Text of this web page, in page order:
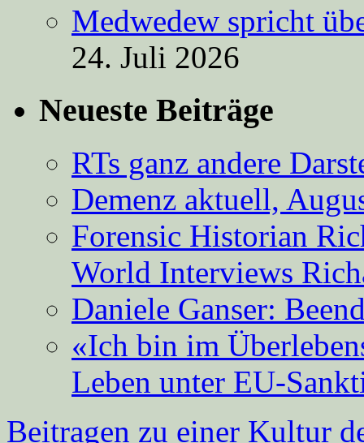
Medwedew spricht
24. Juli 2026
Neueste Beiträge
RTs ganz andere
Demenz aktuell,
Forensic Historian
World Interviews
Daniele Ganser:
«Ich bin im
Leben unter EU-
Beitragen zu einer Kultur